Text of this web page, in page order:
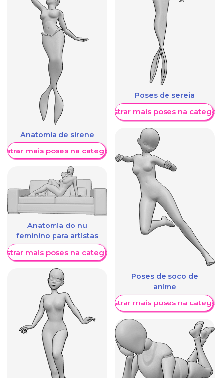
Anatomia de sirene
mais poses na categoria
Anatomia do nu
feminino para artistas
mais poses na categoria
Poses de sereia
Mostrar mais poses na
Poses de soco de
anime
Mostrar mais poses na